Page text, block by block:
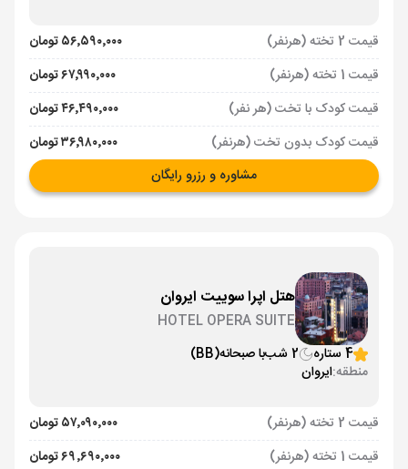
قیمت 2 تخته (هرنفر)
۵۶٬۵۹۰٬۰۰۰ تومان
قیمت 1 تخته (هرنفر)
۶۷٬۹۹۰٬۰۰۰ تومان
قیمت کودک با تخت (هر نفر)
۴۶٬۴۹۰٬۰۰۰ تومان
قیمت کودک بدون تخت (هرنفر)
۳۶٬۹۸۰٬۰۰۰ تومان
مشاوره و رزرو رایگان
هتل اپرا سوییت ایروان
HOTEL OPERA SUITE
4 ستاره
2 شب با صبحانه(BB)
منطقه:ایروان
قیمت 2 تخته (هرنفر)
۵۷٬۰۹۰٬۰۰۰ تومان
قیمت 1 تخته (هرنفر)
۶۹٬۶۹۰٬۰۰۰ تومان